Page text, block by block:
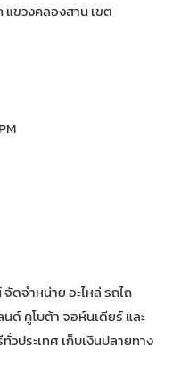
ขวงคลองสาน เขต
ดจำหน่าย อะไหล่ รถไถ
ด์ คูโบต้า จอห์นเดียร์ และ
ประเทศ เก็บเงินปลายทาง